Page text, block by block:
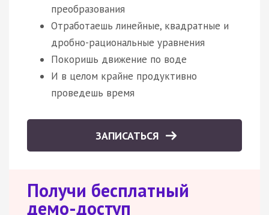
преобразования
Отработаешь линейные, квадратные и
дробно-рациональные уравнения
Покоришь движение по воде
И в целом крайне продуктивно
проведешь время
ЗАПИСАТЬСЯ
Получи бесплатный
демо-доступ